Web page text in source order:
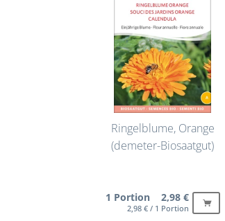
Ringelblume, Orange
(demeter-Biosaatgut)
1 Portion 2,98 €
2,98 € / 1 Portion